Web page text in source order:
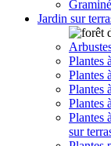
Jardin sur
Plantes
Plantes
Plantes
Plantes
Plantes
sur